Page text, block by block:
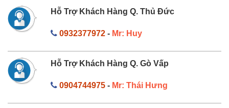
Hỗ Trợ Khách Hàng Q. Thủ Đức
0932377972- Mr: Huy
Hỗ Trợ Khách Hàng Q. Gò Vấp
0904744975- Mr: Thái Hưng